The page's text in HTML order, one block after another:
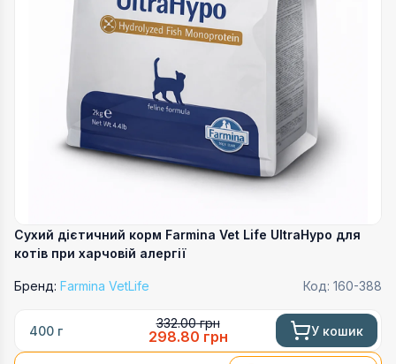
Сухий дієтичний корм Farmina Vet Life UltraHypo для
котів при харчовій алергії
Бренд: Farmina VetLife Код: 160-388
400 г
332.00грн
298.80 грн У кошик